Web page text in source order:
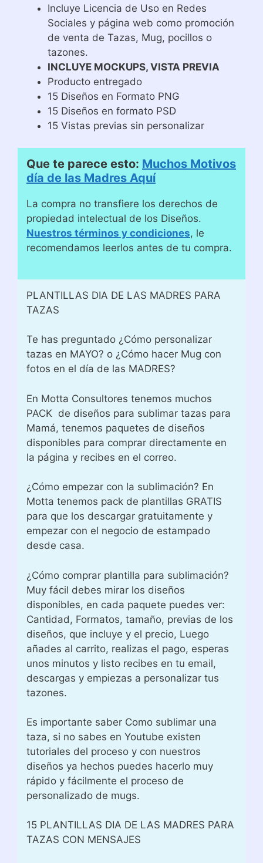
Incluye Licencia de Uso en Redes
Sociales y página web como promoción
de venta de Tazas, Mug, pocillos o
tazones.
INCLUYE MOCKUPS, VISTA PREVIA
Producto entregado
15 Diseños en Formato PNG
15 Diseños en formato PSD
15 Vistas previas sin personalizar
Que te parece esto: Muchos Motivos
día de las Madres Aquí
La compra no transfiere los derechos de
propiedad intelectual de los Diseños.
Nuestros términos y condiciones, le
recomendamos leerlos antes de tu compra.
PLANTILLAS DIA DE LAS MADRES PARA
TAZAS
Te has preguntado ¿Cómo personalizar
tazas en MAYO? o ¿Cómo hacer Mug con
fotos en el día de las MADRES?
En Motta Consultores tenemos muchos
PACK de diseños para sublimar tazas para
Mamá, tenemos paquetes de diseños
disponibles para comprar directamente en
la página y recibes en el correo.
¿Cómo empezar con la sublimación? En
Motta tenemos pack de plantillas GRATIS
para que los descargar gratuitamente y
empezar con el negocio de estampado
desde casa.
¿Cómo comprar plantilla para sublimación?
Muy fácil debes mirar los diseños
disponibles, en cada paquete puedes ver:
Cantidad, Formatos, tamaño, previas de los
diseños, que incluye y el precio, Luego
añades al carrito, realizas el pago, esperas
unos minutos y listo recibes en tu email,
descargas y empiezas a personalizar tus
tazones.
Es importante saber Como sublimar una
taza, si no sabes en Youtube existen
tutoriales del proceso y con nuestros
diseños ya hechos puedes hacerlo muy
rápido y fácilmente el proceso de
personalizado de mugs.
15 PLANTILLAS DIA DE LAS MADRES PARA
TAZAS CON MENSAJES